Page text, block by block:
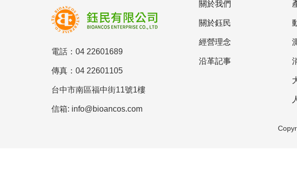
電話：04 22601689
傳真：04 22601105
台中市南區福中街11號1樓
信箱: info@bioancos.com
關於我們
關於鈺民
經營理念
沿革記事